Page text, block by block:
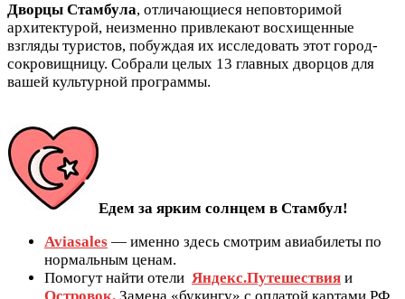
Дворцы Стамбула, отличающиеся неповторимой
архитектурой, неизменно привлекают восхищенные
взгляды туристов, побуждая их исследовать этот город-
сокровищницу. Собрали целых 13 главных дворцов для
вашей культурной программы.
Едем за ярким солнцем в Стамбул!
Aviasales — именно здесь смотрим авиабилеты по
нормальным ценам.
Помогут найти отели Яндекс.Путешествия и